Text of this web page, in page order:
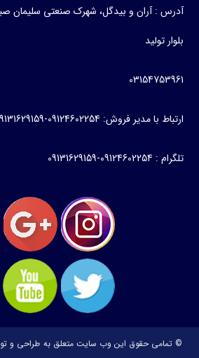
و بیدگل، شهرک صنعتی سلیمان صباحی بیدگلی،
09124602254-09131629159
حقوق این وب سایت متعلق به طراحی و توسعه:ساخت